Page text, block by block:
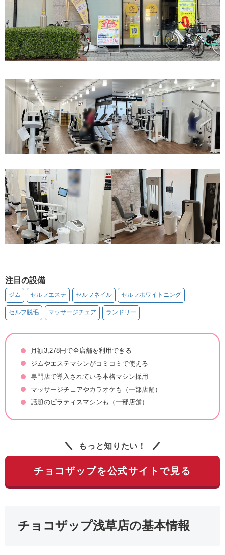
注目の設備
ジム セルフエステ セルフネイル セルフホワイトニング
セルフ脱毛 マッサージチェア ランドリー
月額3,278円で全店舗を利用できる
ジムやエステマシンがコミコミで使える
専門店で導入されている本格マシン採用
マッサージチェアやカラオケも（一部店舗）
話題のピラティスマシンも（一部店舗）
もっと知りたい！
チョコザップを公式サイトで見る
チョコザップ浅草店の基本情報